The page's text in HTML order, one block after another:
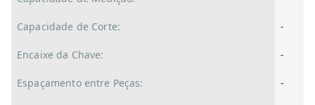
Capacidade de Corte: -
Encaixe da Chave: -
Espaçamento entre Peças: -